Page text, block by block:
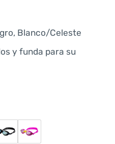
Blanco/Celeste
y funda para su